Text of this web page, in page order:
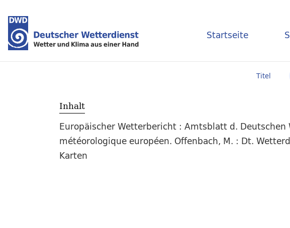
Startseite
Titel
Inhalt
Europäischer Wetterbericht : Amtsblatt d.
météorologique européen. Offenbach, M. : Dt.
Karten